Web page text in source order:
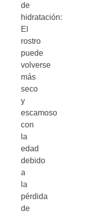
de
hidratación:
El
rostro
puede
volverse
más
seco
y
escamoso
con
la
edad
debido
a
la
pérdida
de